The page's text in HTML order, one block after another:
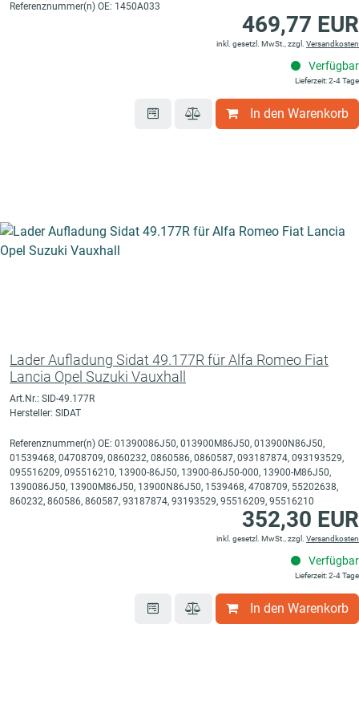
Referenznummer(n) OE: 1450A033
469,77 EUR
inkl. gesetzl. MwSt., zzgl. Versandkosten
Verfügbar
Lieferzeit: 2-4 Tage
In den Warenkorb
Lader Aufladung Sidat 49.177R für Alfa Romeo Fiat
Lancia Opel Suzuki Vauxhall
Art.Nr.: SID-49.177R
Hersteller: SIDAT
Referenznummer(n) OE: 01390086J50, 013900M86J50, 013900N86J50,
01539468, 04708709, 0860232, 0860586, 0860587, 093187874, 093193529,
095516209, 095516210, 13900-86J50, 13900-86J50-000, 13900-M86J50,
1390086J50, 13900M86J50, 13900N86J50, 1539468, 4708709, 55202638,
860232, 860586, 860587, 93187874, 93193529, 95516209, 95516210
352,30 EUR
inkl. gesetzl. MwSt., zzgl. Versandkosten
Verfügbar
Lieferzeit: 2-4 Tage
In den Warenkorb